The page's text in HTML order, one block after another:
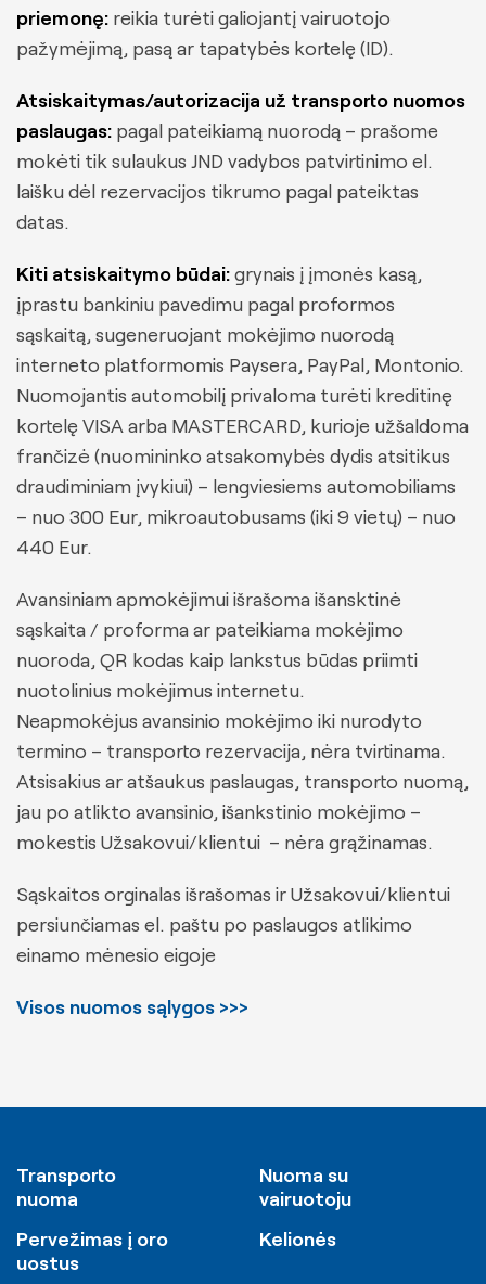
priemonę: reikia turėti galiojantį vairuotojo
pažymėjimą, pasą ar tapatybės kortelę (ID).
Atsiskaitymas/autorizacija už transporto nuomos
paslaugas: pagal pateikiamą nuorodą – prašome
mokėti tik sulaukus JND vadybos patvirtinimo el.
laišku dėl rezervacijos tikrumo pagal pateiktas
datas.
Kiti atsiskaitymo būdai:grynais į įmonės kasą,
įprastu bankiniu pavedimu pagal proformos
sąskaitą, sugeneruojant mokėjimo nuorodą
interneto platformomis Paysera, PayPal, Montonio.
Nuomojantis automobilį privaloma turėti kreditinę
kortelę VISA arba MASTERCARD, kurioje užšaldoma
frančizė (nuomininko atsakomybės dydis atsitikus
draudiminiam įvykiui) – lengviesiems automobiliams
– nuo 300 Eur, mikroautobusams (iki 9 vietų) – nuo
440 Eur.
Avansiniam apmokėjimui išrašoma išansktinė
sąskaita / proforma ar pateikiama mokėjimo
nuoroda, QR kodas kaip lankstus būdas priimti
nuotolinius mokėjimus internetu.
Neapmokėjus avansinio mokėjimo iki nurodyto
termino – transporto rezervacija, nėra tvirtinama.
Atsisakius ar atšaukus paslaugas, transporto nuomą,
jau po atlikto avansinio, išankstinio mokėjimo –
mokestis Užsakovui/klientui – nėra grąžinamas.
Sąskaitos orginalas išrašomas ir Užsakovui/klientui
persiunčiamas el. paštu po paslaugos atlikimo
einamo mėnesio eigoje
Visos nuomos sąlygos >>>
Transporto
nuoma
Nuoma su
vairuotoju
Pervežimas į oro
uostus
Kelionės